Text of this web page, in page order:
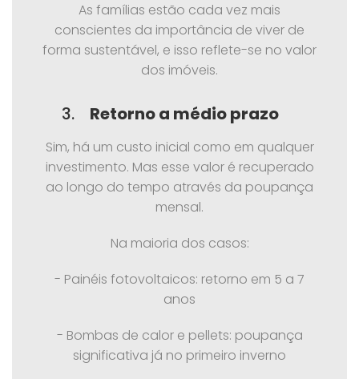
As famílias estão cada vez mais
conscientes da importância de viver de
forma sustentável, e isso reflete-se no valor
dos imóveis.
3. Retorno a médio prazo
Sim, há um custo inicial como em qualquer
investimento. Mas esse valor é recuperado
ao longo do tempo através da poupança
mensal.
Na maioria dos casos:
- Painéis fotovoltaicos: retorno em 5 a 7
anos
- Bombas de calor e pellets: poupança
significativa já no primeiro inverno